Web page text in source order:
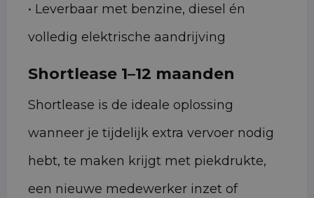
• Leverbaar met benzine, diesel én
volledig elektrische aandrijving
Shortlease 1–12 maanden
Shortlease is de ideale oplossing
wanneer je tijdelijk extra vervoer nodig
hebt, te maken krijgt met piekdrukte,
een nieuwe medewerker inzet of